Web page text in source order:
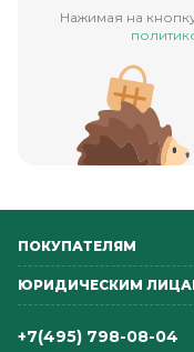
Нажимая на
ПОКУПАТЕЛЯМ
ЮРИДИЧЕСКИМ
+7(495) 798-08-04